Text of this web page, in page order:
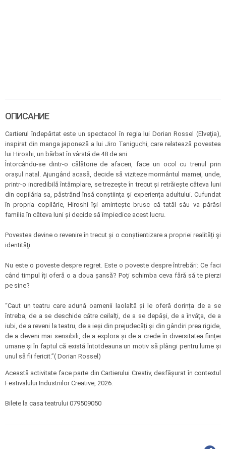
ОПИСАНИЕ
Cartierul îndepărtat este un spectacol în regia lui Dorian Rossel (Elveţia),
inspirat din manga japoneză a lui Jiro Taniguchi, care relatează povestea
lui Hiroshi, un bărbat în vârstă de 48 de ani.
Întorcându-se dintr-o călătorie de afaceri, face un ocol cu trenul prin
orașul natal. Ajungând acasă, decide să viziteze mormântul mamei, unde,
printr-o incredibilă întâmplare, se trezeşte în trecut și retrăiește câteva luni
din copilăria sa, păstrând însă conștiința și experiența adultului. Cufundat
în propria copilărie, Hiroshi își amintește brusc că tatăl său va părăsi
familia în câteva luni și decide să împiedice acest lucru.
Povestea devine o revenire în trecut și o conștientizare a propriei realități şi
identităţi.
Nu este o poveste despre regret. Este o poveste despre întrebări: Ce faci
când timpul îți oferă o a doua șansă? Poți schimba ceva fără să te pierzi
pe sine?
“Caut un teatru care adună oamenii laolaltă și le oferă dorința de a se
întreba, de a se deschide către ceilalți, de a se depăși, de a învăța, de a
iubi, de a reveni la teatru, de a ieși din prejudecăți și din gândiri prea rigide,
de a deveni mai sensibili, de a explora și de a crede în diversitatea ființei
umane și în faptul că există întotdeauna un motiv să plângi pentru lume și
unul să fii fericit.”( Dorian Rossel)
Această activitate face parte din Cartierului Creativ, desfășurat în contextul
Festivalului Industriilor Creative, 2026.
Bilete la casa teatrului 079509050